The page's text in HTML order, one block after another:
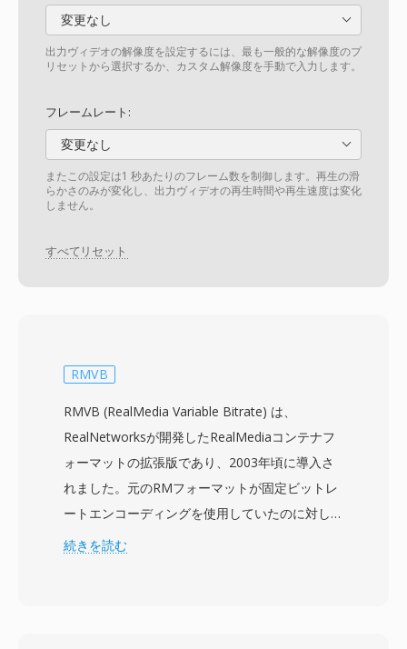
変更なし
出力ヴィデオの解像度を設定するには、最も一般的な解像度のプ
リセットから選択するか、カスタム解像度を手動で入力します。
フレームレート:
変更なし
またこの設定は1 秒あたりのフレーム数を制御します。再生の滑
らかさのみが変化し、出力ヴィデオの再生時間や再生速度は変化
しません。
すべてリセット
RMVB
RMVB (RealMedia Variable Bitrate) は、
RealNetworksが開発したRealMediaコンテナフ
ォーマットの拡張版であり、2003年頃に導入さ
れました。元のRMフォーマットが固定ビットレ
ートエンコーディングを使用していたのに対し、
RMVBは可変ビットレート圧縮を採用しており、
続きを読む